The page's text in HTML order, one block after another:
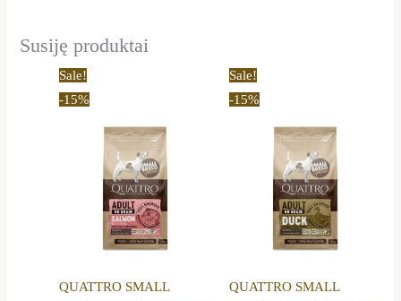
Susiję produktai
Sale!
-15%
QUATTRO SMALL
44,19 €
has
multiple
variants.
The
options
may
chosen
Sale!
-15%
QUATTRO SMALL
42,49 €
has
multiple
variants.
The
options
may
chosen